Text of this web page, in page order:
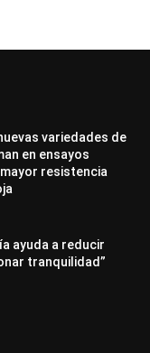
variedades de
en ensayos
resistencia
ayuda a reducir
tranquilidad”